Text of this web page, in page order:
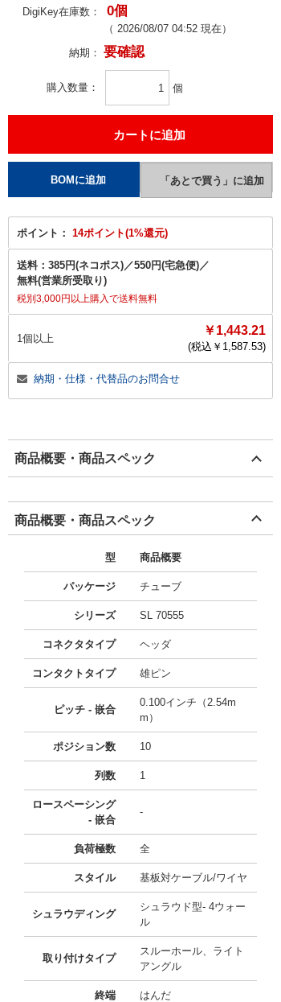
DigiKey在庫数： 0個
（ 2026/08/07 04:52 現在）
納期： 要確認
購入数量 個
ポイント： 14ポイント(1%還元)
送料： 385円(ネコポス)／550円(宅急便)／
無料(営業所受取り)
税別3,000円以上購入で送料無料
1個以上
￥1,443.21
(税込￥ 1,587.53)
納期・仕様・代替品のお問合せ
商品概要・商品スペック
商品概要・商品スペック
型 商品概要
パッケージ チューブ
シリーズ SL 70555
コネクタタイプ ヘッダ
コンタクトタイプ 雄ピン
ピッチ - 嵌合
0.100インチ（2.54m
m）
ポジション数 10
列数 1
ロースペーシング
- 嵌合
-
負荷極数 全
スタイル 基板対ケーブル/ワイヤ
シュラウディング
シュラウド型- 4ウォー
ル
取り付けタイプ
スルーホール、ライト
アングル
終端 はんだ